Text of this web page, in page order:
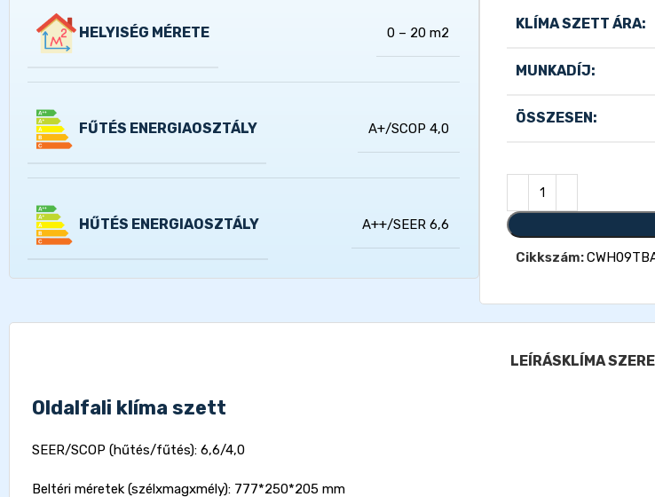
HELYISÉG MÉRETE 0 – 20 m2
FŰTÉS ENERGIAOSZTÁLY A+/SCOP 4,0
HŰTÉS ENERGIAOSZTÁLY A++/SEER 6,6
KLÍMA SZETT ÁRA:
MUNKADÍJ:
ÖSSZESEN:
Cikkszám:
LEÍRÁSKLÍMA
Oldalfali klíma szett
SEER/SCOP (hűtés/fűtés): 6,6/4,0
Beltéri méretek (szélxmagxmély): 777*250*205 mm